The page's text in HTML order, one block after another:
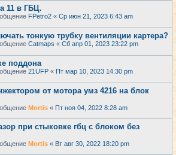
11 в ГБЦ.
FPetro2 « Ср июн 21, 2023 6:43 am
тонкую трубку вентиляции картера?
Catmaps « Сб апр 01, 2023 23:22 pm
поддона
21UFP « Пт мар 10, 2023 14:30 pm
от мотора умз 4216 на блок
Mortis « Пт ноя 04, 2022 8:28 am
при стыковке гбц с блоком без
Mortis « Вт авг 30, 2022 18:20 pm